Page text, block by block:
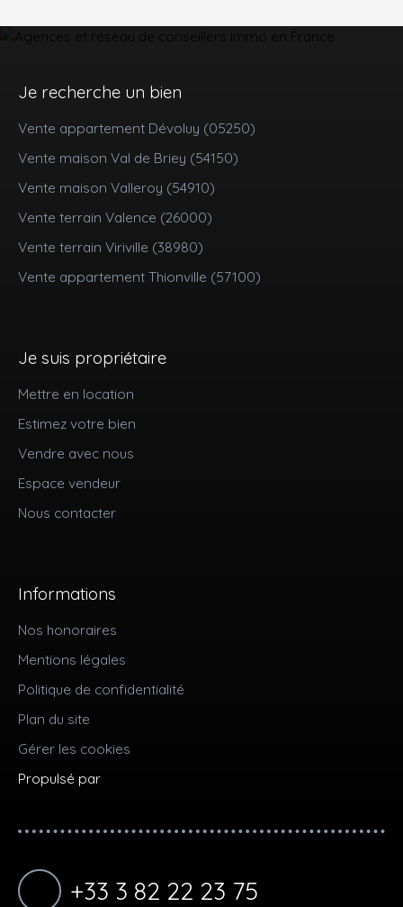
Je recherche un bien
Vente appartement Dévoluy (05250)
Vente maison Val de Briey (54150)
Vente maison Valleroy (54910)
Vente terrain Valence (26000)
Vente terrain Viriville (38980)
Vente appartement Thionville (57100)
Je suis propriétaire
Mettre en location
Estimez votre bien
Vendre avec nous
Espace vendeur
Nous contacter
Informations
Nos honoraires
Mentions légales
Politique de confidentialité
Plan du site
Gérer les cookies
Propulsé par
+33 3 82 22 23 75